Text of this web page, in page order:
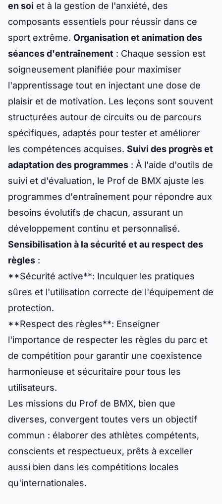
en soi et à la gestion de l'anxiété, des
composants essentiels pour réussir dans ce
sport extrême. Organisation et animation des
séances d'entraînement : Chaque session est
soigneusement planifiée pour maximiser
l'apprentissage tout en injectant une dose de
plaisir et de motivation. Les leçons sont souvent
structurées autour de circuits ou de parcours
spécifiques, adaptés pour tester et améliorer
les compétences acquises. Suivi des progrès et
adaptation des programmes : À l'aide d'outils de
suivi et d'évaluation, le Prof de BMX ajuste les
programmes d'entraînement pour répondre aux
besoins évolutifs de chacun, assurant un
développement continu et personnalisé.
Sensibilisation à la sécurité et au respect des
règles :
**Sécurité active**: Inculquer les pratiques
sûres et l'utilisation correcte de l'équipement de
protection.
**Respect des règles**: Enseigner
l'importance de respecter les règles du parc et
de compétition pour garantir une coexistence
harmonieuse et sécuritaire pour tous les
utilisateurs.
Les missions du Prof de BMX, bien que
diverses, convergent toutes vers un objectif
commun : élaborer des athlètes compétents,
conscients et respectueux, prêts à exceller
aussi bien dans les compétitions locales
qu'internationales.